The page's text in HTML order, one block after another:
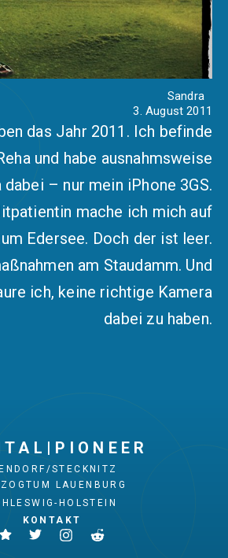
Sandra
3. August 2011
das Jahr 2011. Ich befinde
und habe ausnahmsweise
dabei – nur mein iPhone 3GS.
mache ich mich auf
Edersee. Doch der ist leer.
am Staudamm. Und
ich, keine richtige Kamera
dabei zu haben.
T A L | P I O N E E R
STECKNITZ
LAUENBURG
HOLSTEIN
KONTAKT